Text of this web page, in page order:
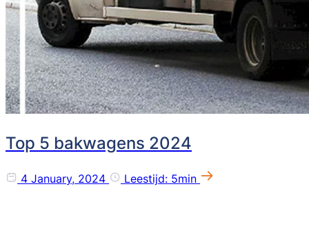
Top 5 bakwagens 2024
4 January, 2024 Leestijd: 5min